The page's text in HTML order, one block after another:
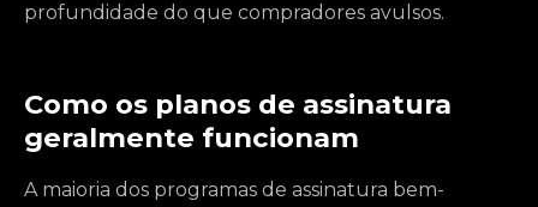
profundidade do que compradores avulsos.
Como os planos de assinatura
geralmente funcionam
A maioria dos programas de assinatura bem-